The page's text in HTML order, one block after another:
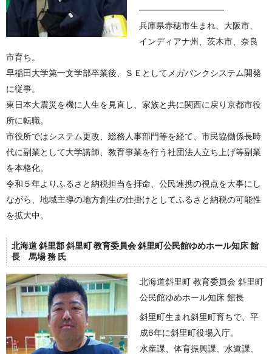
――――――――――
兵庫県赤穂市生まれ、大阪市、
インディアナ州、茨木市、奈良
市育ち。
早稲田大学第一文学部卒業後、ＳＥとしてメガバンクシステム開発
に従事。
東日本大震災を機に人生を見直し、家族と共に関西に戻り京都市役
所に転職。
市役所ではシステム更改、総務人事部門等を経て、市民協働係長時
代に副業として大学講師、教育事業を行う社団法人立ち上げ等副業
を本格化。
令和５年よりふるさと納税担当を拝命、公民連携の視点を大事にし
ながら、地域主導の地方創生の仕掛けとしてふるさと納税の可能性
を拡大中。
北海道 斜里郡 斜里町 教育委員会 斜里町公民館ゆめホール知床 館
長 馬場 務 氏
北海道斜里町 教育委員会 斜里町
公民館ゆめホール知床 館長
斜里町生まれ斜里町育ちで、平
成6年に斜里町役場入庁。
水産課、体育振興課、水道課、